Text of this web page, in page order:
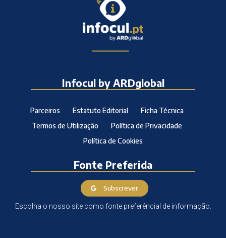
Infocul by ARDglobal
Parceiros Estatuto Editorial
Ficha Técnica
Termos de Utilização
Política de Privacidade
Política de Cookies
Fonte Preferida
Subscrever
Escolha o nosso site como fonte preferêncial de informação.